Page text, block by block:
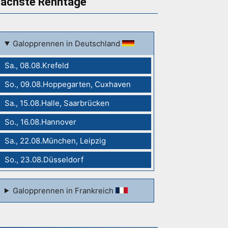
Galopprennen in Deutschland
Sa., 08.08.Krefeld
So., 09.08.Hoppegarten, Cuxhaven
Sa., 15.08.Halle, Saarbrücken
So., 16.08.Hannover
Sa., 22.08.München, Leipzig
So., 23.08.Düsseldorf
Galopprennen in Frankreich